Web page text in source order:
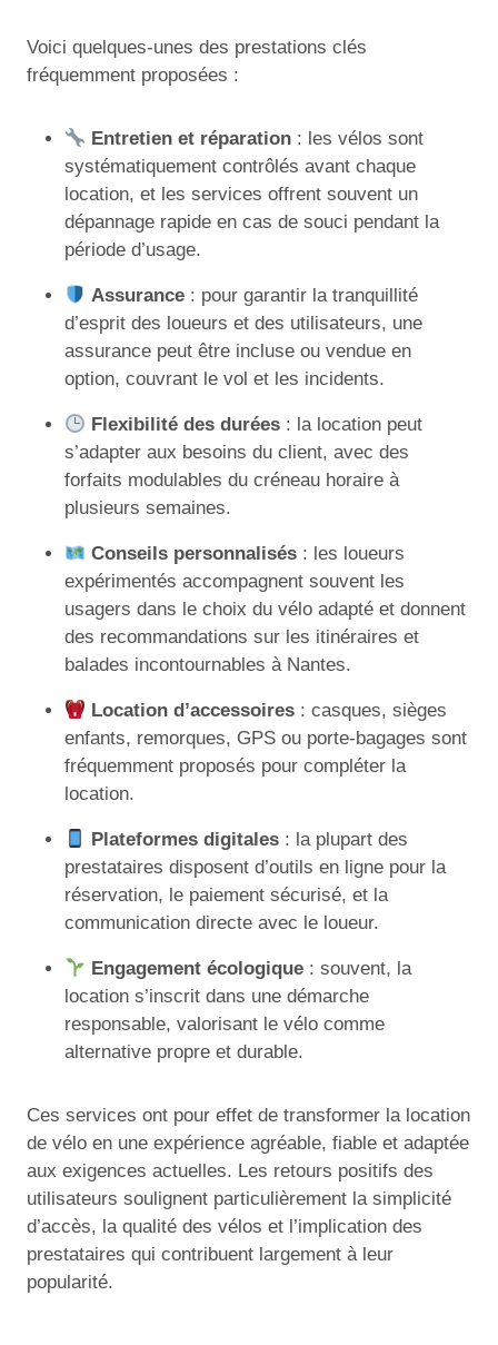
Voici quelques-unes des prestations clés
fréquemment proposées :
Entretien et réparation : les vélos sont
systématiquement contrôlés avant chaque
location, et les services offrent souvent un
dépannage rapide en cas de souci pendant la
période d’usage.
Assurance : pour garantir la tranquillité
d’esprit des loueurs et des utilisateurs, une
assurance peut être incluse ou vendue en
option, couvrant le vol et les incidents.
Flexibilité des durées : la location peut
s’adapter aux besoins du client, avec des
forfaits modulables du créneau horaire à
plusieurs semaines.
Conseils personnalisés : les loueurs
expérimentés accompagnent souvent les
usagers dans le choix du vélo adapté et donnent
des recommandations sur les itinéraires et
balades incontournables à Nantes.
Location d’accessoires : casques, sièges
enfants, remorques, GPS ou porte-bagages sont
fréquemment proposés pour compléter la
location.
Plateformes digitales : la plupart des
prestataires disposent d’outils en ligne pour la
réservation, le paiement sécurisé, et la
communication directe avec le loueur.
Engagement écologique : souvent, la
location s’inscrit dans une démarche
responsable, valorisant le vélo comme
alternative propre et durable.
Ces services ont pour effet de transformer la location
de vélo en une expérience agréable, fiable et adaptée
aux exigences actuelles. Les retours positifs des
utilisateurs soulignent particulièrement la simplicité
d’accès, la qualité des vélos et l’implication des
prestataires qui contribuent largement à leur
popularité.